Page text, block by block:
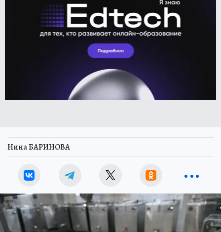
Нина БАРИНОВА